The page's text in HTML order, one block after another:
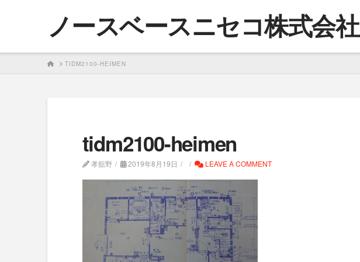
ノースベースニセコ株式会社
HOMETIDM2100-HEIMEN
tidm2100-heimen
孝舘野 2019年8月19日 LEAVE A COMMENT